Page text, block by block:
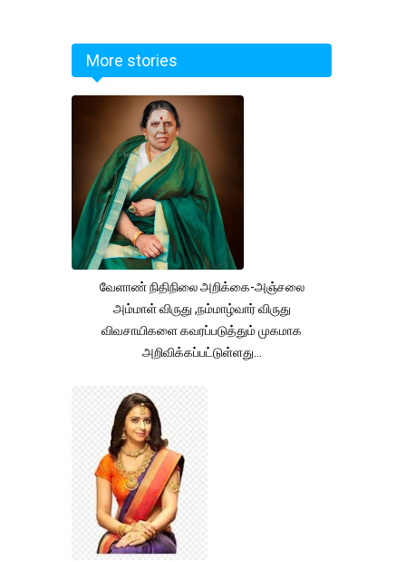
More stories
வேளாண் நிதிநிலை அறிக்கை-அஞ்சலை
அம்மாள் விருது ,நம்மாழ்வார் விருது
விவசாயிகளை கவரப்படுத்தும் முகமாக
அறிவிக்கப்பட்டுள்ளது...